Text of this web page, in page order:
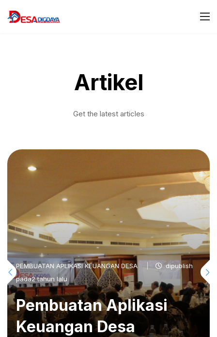
Artikel
Get the latest articles
PEMBUATAN APLIKASI KEUANGAN DESA
dipublish
pada2 tahun lalu
Pembuatan Aplikasi
Keuangan Desa